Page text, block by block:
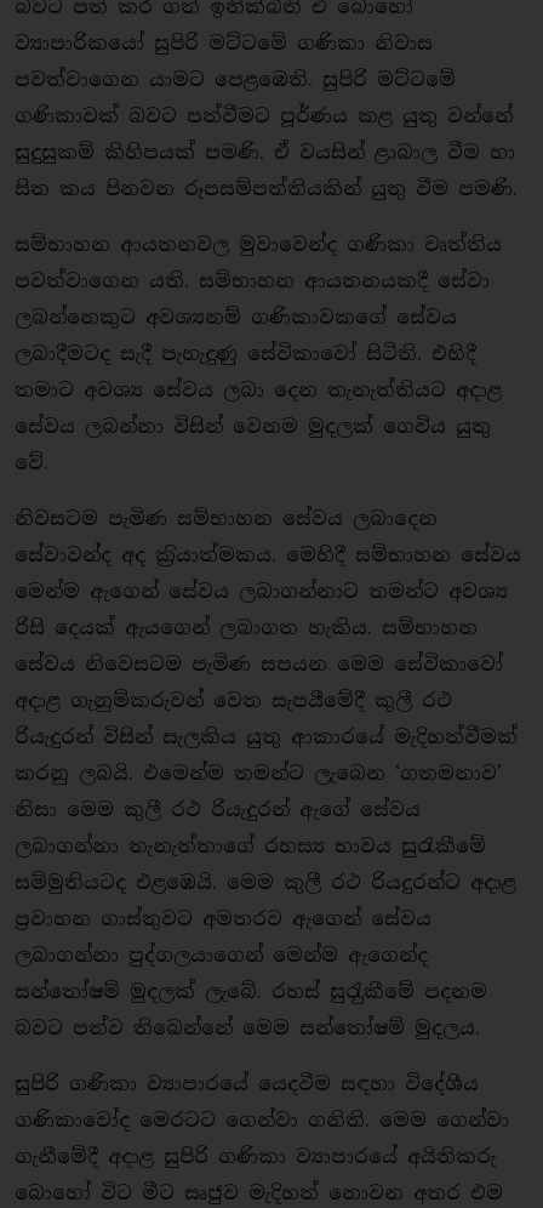
බවට පත් කර ගත් ඉනික්බිති ඒ බොහෝ
ව්‍යාපාරිකයෝ සුපිරි මට්ටමේ ගණිකා නිවාස
පවත්වාගෙන යාමට පෙළඹෙති. සුපිරි මට්ටමේ
ගණිකාවක් බවට පත්වීමට පූර්ණය කළ යුතු වන්නේ
සුදුසුකම් කිහිපයක් පමණි. ඒ වයසින් ළාබාල වීම හා
සිත කය පිනවන රූපසම්පත්තියකින් යුතු වීම පමණි.
සම්භාහන ආයතනවල මුවාවෙන්ද ගණිකා වෘත්තිය
පවත්වාගෙන යති. සම්භාහන ආයතනයකදී සේවා
ලබන්නෙකුට අවශ්‍යනම් ගණිකාවකගේ සේවය
ලබාදීමටද සැදී පැහැදුණු සේවිකාවෝ සිටිති. එහිදී
තමාට අවශ්‍ය සේවය ලබා දෙන තැනැත්තියට අදාළ
සේවය ලබන්නා විසින් වෙනම මුදලක් ගෙවිය යුතු
වේ.
නිවසටම පැමිණ සම්භාහන සේවය ලබාදෙන
සේවාවන්ද අද ක‍්‍රියාත්මකය. මෙහිදී සම්භාහන සේවය
මෙන්ම ඇගෙන් සේවය ලබාගන්නාට තමන්ට අවශ්‍ය
රිසි දෙයක් ඇයගෙන් ලබාගත හැකිය. සම්භාහන
සේවය නිවෙසටම පැමිණ සපයන මෙම සේවිකාවෝ
අදාළ ගැනුම්කරුවන් වෙත සැපයීමේදී කුලී රථ
රියැදුරන් විසින් සැලකිය යුතු ආකාරයේ මැදිහත්වීමක්
කරනු ලබයි. එමෙන්ම තමන්ට ලැබෙන ‘ගතමනාව’
නිසා මෙම කුලී රථ රියැදුරන් ඇගේ සේවය
ලබාගන්නා තැනැත්තාගේ රහස්‍ය භාවය සුරැකීමේ
සම්මුතියටද එළඹෙයි. මෙම කුලී රථ රියදුරන්ට අදාළ
ප‍්‍රවාහන ගාස්තුවට අමතරව ඇගෙන් සේවය
ලබාගන්නා පුද්ගලයාගෙන් මෙන්ම ඇගෙන්ද
සන්තෝෂම් මුදලක් ලැබේ. රහස් සුරැුකීමේ පදනම
බවට පත්ව තිබෙන්නේ මෙම සන්තෝෂම් මුදලය.
සුපිරි ගණිකා ව්‍යාපාරයේ යෙදවීම සඳහා විදේශීය
ගණිකාවෝද මෙරටට ගෙන්වා ගනිති. මෙම ගෙන්වා
ගැනීමේදී අදාළ සුපිරි ගණිකා ව්‍යාපාරයේ අයිතිකරු
බොහෝ විට මීට සෘජුව මැදිහත් නොවන අතර එම